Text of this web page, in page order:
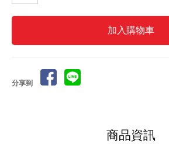
分享到
商品資訊